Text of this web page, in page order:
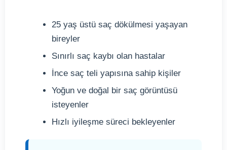
25 yaş üstü saç dökülmesi yaşayan
bireyler
Sınırlı saç kaybı olan hastalar
İnce saç teli yapısına sahip kişiler
Yoğun ve doğal bir saç görüntüsü
isteyenler
Hızlı iyileşme süreci bekleyenler